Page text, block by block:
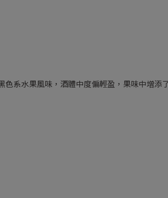
系水果風味，酒體中度偏輕盈，果味中增添